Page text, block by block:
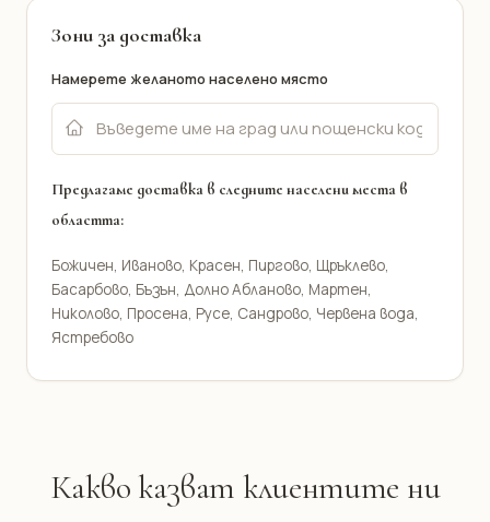
Зони за доставка
Намерете желаното населено място
Предлагаме доставка в следните населени места в
областта:
Божичен, Иваново, Красен, Пиргово, Щръклево,
Басарбово, Бъзън, Долно Абланово, Мартен,
Николово, Просена, Русе, Сандрово, Червена вода,
Ястребово
Какво казват клиентите ни